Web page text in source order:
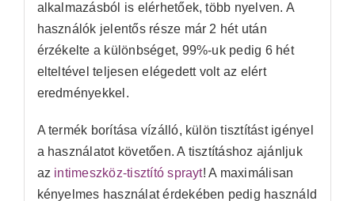
alkalmazásból is elérhetőek, több nyelven. A
használók jelentős része már 2 hét után
érzékelte a különbséget, 99%-uk pedig 6 hét
elteltével teljesen elégedett volt az elért
eredményekkel.
A termék borítása vízálló, külön tisztítást igényel
a használatot követően. A tisztításhoz ajánljuk
az intimeszköz-tisztító sprayt! A maximálisan
kényelmes használat érdekében pedig használd